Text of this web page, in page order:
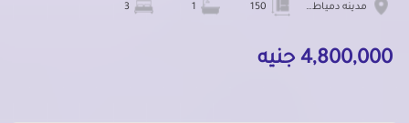
مدينه دمياط الجديده
4,800,000 جنيه